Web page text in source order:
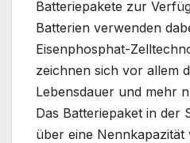
Batteriepakete zur
Batterien verwenden
Eisenphosphat-
zeichnen sich vor allem
Lebensdauer und mehr
Das Batteriepaket in der
über eine